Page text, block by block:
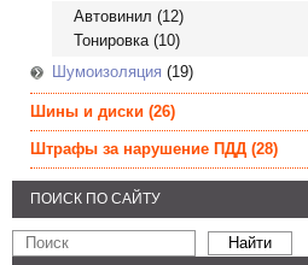
Автовинил (12)
Тонировка(10)
Шумоизоляция (19)
Шины и диски (26)
Штрафы за нарушение ПДД (28)
ПОИСК ПО САЙТУ